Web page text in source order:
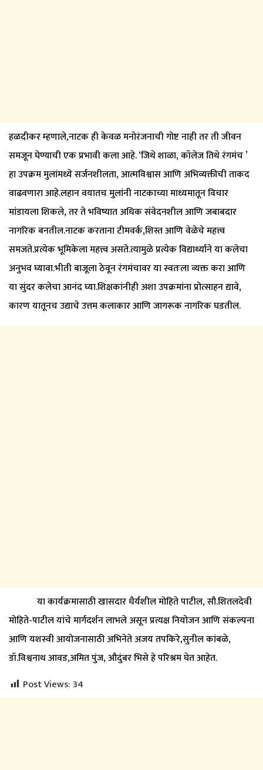
हळदीकर म्हणाले,नाटक ही केवळ मनोरंजनाची गोष्ट नाही तर ती जीवन
समजून घेण्याची एक प्रभावी कला आहे. ‘जिथे शाळा, कॉलेज तिथे रंगमंच ’
हा उपक्रम मुलांमध्ये सर्जनशीलता, आत्मविश्वास आणि अभिव्यक्तीची ताकद
वाढवणारा आहे.लहान वयातच मुलांनी नाटकाच्या माध्यमातून विचार
मांडायला शिकले, तर ते भविष्यात अधिक संवेदनशील आणि जबाबदार
नागरिक बनतील.नाटक करताना टीमवर्क,शिस्त आणि वेळेचे महत्त्व
समजते.प्रत्येक भूमिकेला महत्त्व असते.त्यामुळे प्रत्येक विद्यार्थ्याने या कलेचा
अनुभव घ्यावा.भीती बाजूला ठेवून रंगमंचावर या स्वतःला व्यक्त करा आणि
या सुंदर कलेचा आनंद घ्या.शिक्षकांनीही अशा उपक्रमांना प्रोत्साहन द्यावे,
कारण यातूनच उद्याचे उत्तम कलाकार आणि जागरूक नागरिक घडतील.
या कार्यक्रमासाठी खासदार धैर्यशील मोहिते पाटील, सौ.शितलदेवी
मोहिते-पाटील यांचे मार्गदर्शन लाभले असून प्रत्यक्ष नियोजन आणि संकल्पना
आणि यशस्वी आयोजनासाठी अभिनेते अजय तपकिरे,सुनील कांबळे,
डॉ.विश्वनाथ आवड,अमित पुंज, औदुंबर भिसे हे परिश्रम घेत आहेत.
Post Views:34